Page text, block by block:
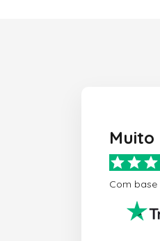
Muito
Com base